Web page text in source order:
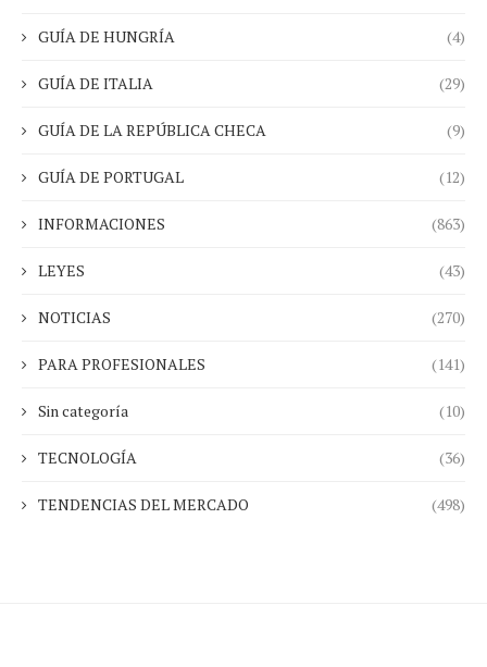
GUÍA DE HUNGRÍA (4)
GUÍA DE ITALIA (29)
GUÍA DE LA REPÚBLICA CHECA (9)
GUÍA DE PORTUGAL (12)
INFORMACIONES (863)
LEYES (43)
NOTICIAS (270)
PARA PROFESIONALES (141)
Sin categoría (10)
TECNOLOGÍA (36)
TENDENCIAS DEL MERCADO (498)